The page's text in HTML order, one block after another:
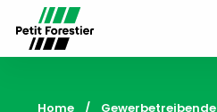
Home Gewerbetreibende